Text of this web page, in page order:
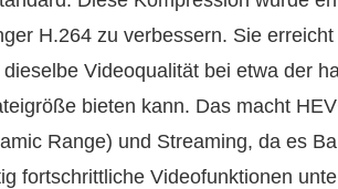
H.264 zu verbessern. Sie
Videoqualität bei etwa der
bieten kann. Das macht
Range) und Streaming, da es
fortschrittliche Videofunktionen